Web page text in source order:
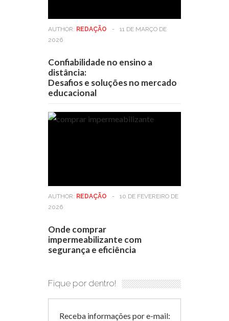
AUTHOR: REDAÇÃO -
11 DE MARÇO DE
2026
Confiabilidade no ensino a
distância:
Desafios e soluções no mercado
educacional
AUTHOR: REDAÇÃO -
10 DE FEVEREIRO DE
2026
Onde comprar
impermeabilizante com
segurança e eficiência
Fique por dentro!
Receba informações por e-mail: